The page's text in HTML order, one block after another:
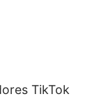
TikTok